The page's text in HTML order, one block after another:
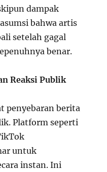
dampak
bahwa artis
setelah gagal
benar.
Reaksi Publik
penyebaran berita
Platform seperti
untuk
instan. Ini